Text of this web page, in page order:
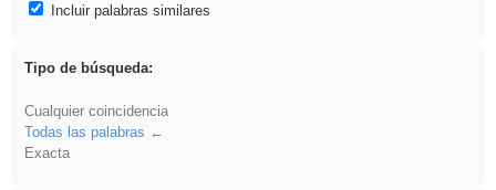
Incluir palabras similares
Tipo de búsqueda:
Cualquier coincidencia
Todas las palabras
Exacta